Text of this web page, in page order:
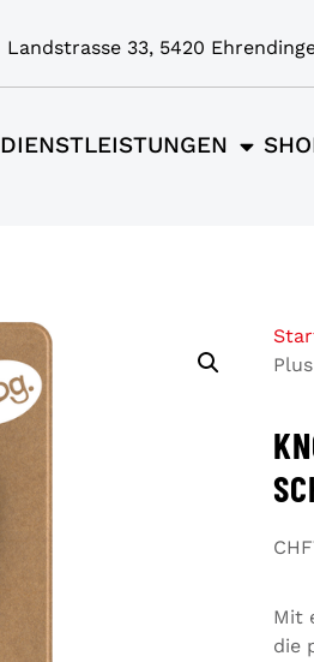
Landstrasse 33, 5420
DIENSTLEISTUNGEN
CHF
Mit
die